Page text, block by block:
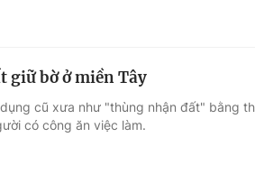
giữ bờ ở miền Tây
cũ xưa như "thùng nhận đất" bằng
có công ăn việc làm.